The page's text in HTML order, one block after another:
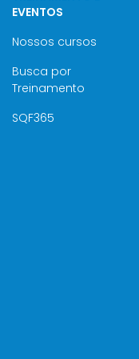
EVENTOS
Nossos cursos
Busca por
Treinamento
SQF365